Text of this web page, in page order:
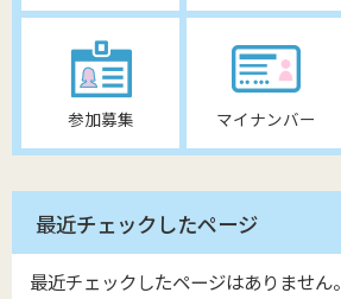
参加募集 マイナンバー
最近チェックしたページ
最近チェックしたページはありません。